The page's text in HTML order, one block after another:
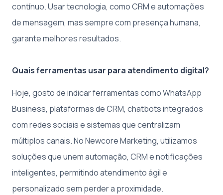
contínuo. Usar tecnologia, como CRM e automações
de mensagem, mas sempre com presença humana,
garante melhores resultados.
Quais ferramentas usar para atendimento digital?
Hoje, gosto de indicar ferramentas como WhatsApp
Business, plataformas de CRM, chatbots integrados
com redes sociais e sistemas que centralizam
múltiplos canais. No Newcore Marketing, utilizamos
soluções que unem automação, CRM e notificações
inteligentes, permitindo atendimento ágil e
personalizado sem perder a proximidade.